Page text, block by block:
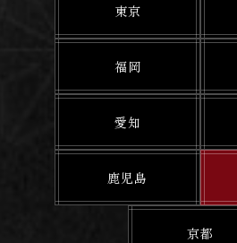
東京
福岡
愛知
鹿児島
京都